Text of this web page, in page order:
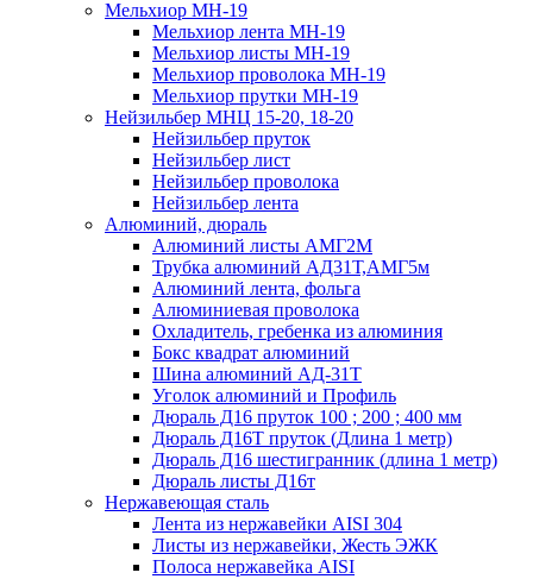
Мельхиор МН-19
Мельхиор лента МН-19
Мельхиор листы МН-19
Мельхиор проволока МН-19
Мельхиор прутки МН-19
Нейзильбер МНЦ 15-20, 18-20
Нейзильбер пруток
Нейзильбер лист
Нейзильбер проволока
Нейзильбер лента
Алюминий, дюраль
Алюминий листы АМГ2М
Трубка алюминий АД31Т,АМГ5м
Алюминий лента, фольга
Алюминиевая проволока
Охладитель, гребенка из алюминия
Бокс квадрат алюминий
Шина алюминий АД-31Т
Уголок алюминий и Профиль
Дюраль Д16 пруток 100 ; 200 ; 400 мм
Дюраль Д16Т пруток (Длина 1 метр)
Дюраль Д16 шестигранник (длина 1 метр)
Дюраль листы Д16т
Нержавеющая сталь
Лента из нержавейки AISI 304
Листы из нержавейки, Жесть ЭЖК
Полоса нержавейка АISI